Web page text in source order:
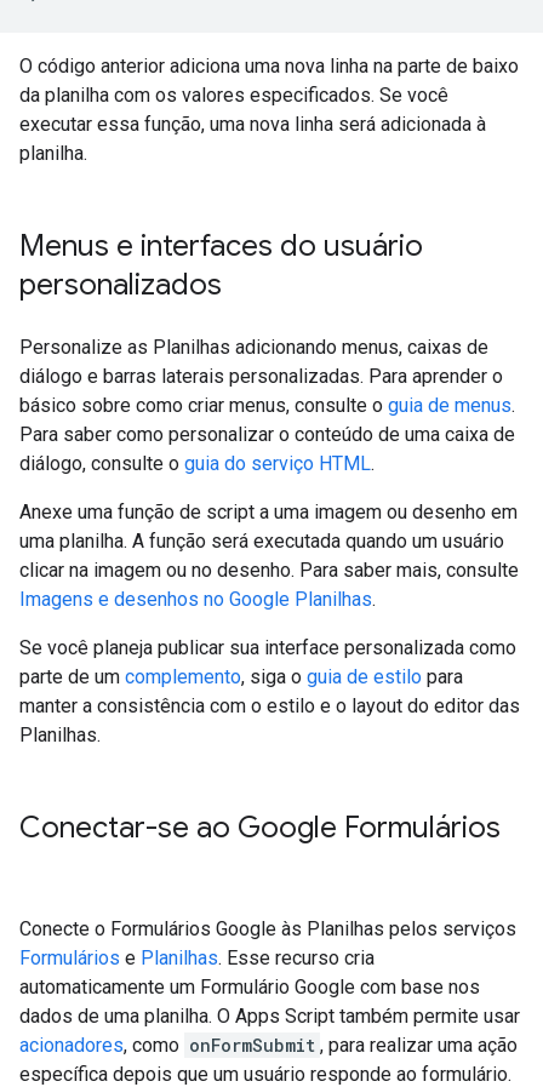
O código anterior adiciona uma nova linha na parte de baixo
da planilha com os valores especificados. Se você
executar essa função, uma nova linha será adicionada à
planilha.
Menus e interfaces do usuário
personalizados
Personalize as Planilhas adicionando menus, caixas de
diálogo e barras laterais personalizadas. Para aprender o
básico sobre como criar menus, consulte o guia de menus.
Para saber como personalizar o conteúdo de uma caixa de
diálogo, consulte o guia do serviço HTML.
Anexe uma função de script a uma imagem ou desenho em
uma planilha. A função será executada quando um usuário
clicar na imagem ou no desenho. Para saber mais, consulte
Imagens e desenhos no Google Planilhas.
Se você planeja publicar sua interface personalizada como
parte de um complemento, siga o guia de estilo para
manter a consistência com o estilo e o layout do editor das
Planilhas.
Conectar-se ao Google Formulários
Conecte o Formulários Google às Planilhas pelos serviços
Formulários e Planilhas. Esse recurso cria
automaticamente um Formulário Google com base nos
dados de uma planilha. O Apps Script também permite usar
acionadores, como onFormSubmit , para realizar uma ação
específica depois que um usuário responde ao formulário.